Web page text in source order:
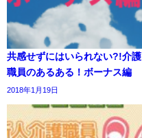
共感せずにはいられない?!介護
職員のあるある！ボーナス編
2018年1月19日